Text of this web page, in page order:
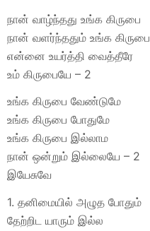
நான் வாழ்ந்தது உங்க கிருபை
நான் வளர்ந்ததும் உங்க கிருபை
என்னை உயர்த்தி வைத்தீரே
உம் கிருபையே – 2
உங்க கிருபை வேண்டுமே
உங்க கிருபை போதுமே
உங்க கிருபை இல்லாம
நான் ஒன்றும் இல்லையே – 2
இயேசுவே
1. தனிமையில் அழுத போதும்
தேற்றிட யாரும் இல்ல